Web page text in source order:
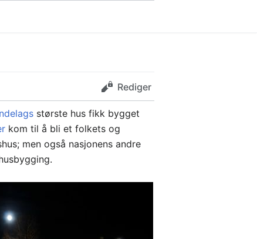
Rediger
største hus fikk bygget
kom til å bli et folkets og
men også nasjonens andre